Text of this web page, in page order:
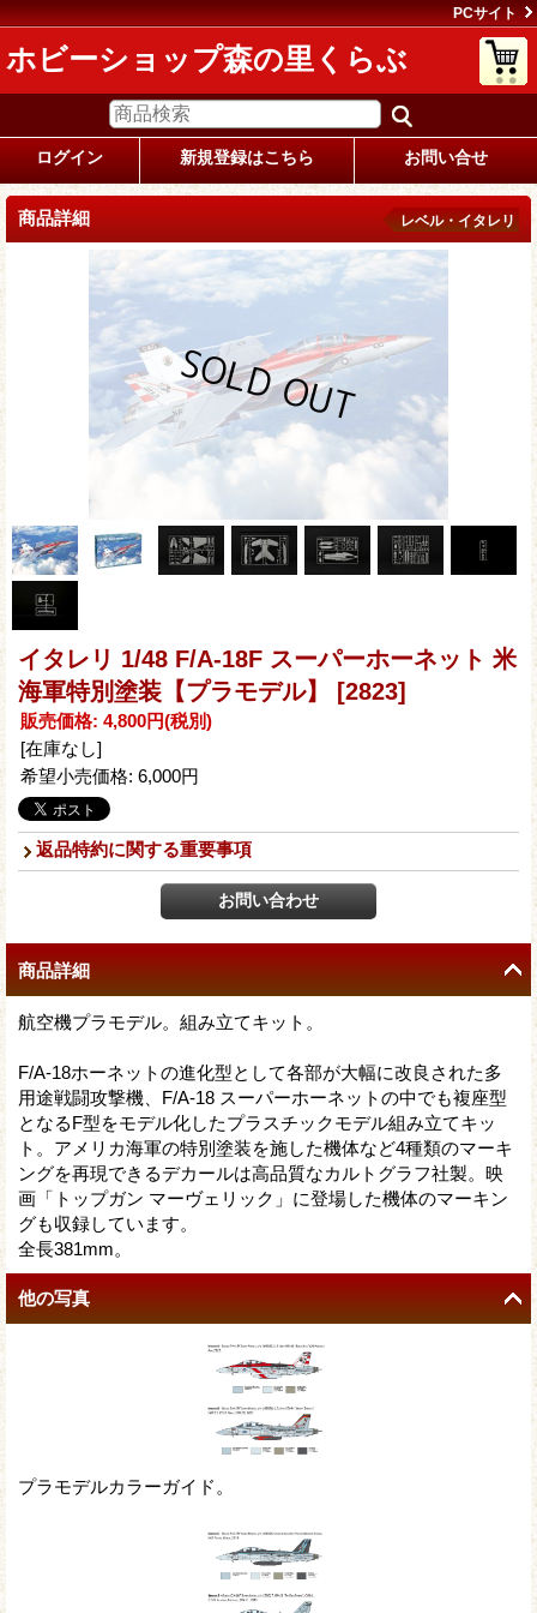
PCサイト
ホビーショップ森の里くらぶ
ログイン 新規登録はこちら お問い合せ
商品詳細 レベル・イタレリ
イタレリ 1/48 F/A-18F スーパーホーネット 米
海軍特別塗装【プラモデル】 [2823]
販売価格: 4,800円(税別)
[在庫なし]
希望小売価格: 6,000円
返品特約に関する重要事項
商品詳細
航空機プラモデル。組み立てキット。
F/A-18ホーネットの進化型として各部が大幅に改良された多
用途戦闘攻撃機、F/A-18 スーパーホーネットの中でも複座型
となるF型をモデル化したプラスチックモデル組み立てキッ
ト。アメリカ海軍の特別塗装を施した機体など4種類のマーキ
ングを再現できるデカールは高品質なカルトグラフ社製。映
画「トップガン マーヴェリック」に登場した機体のマーキン
グも収録しています。
全長381mm。
他の写真
プラモデルカラーガイド。